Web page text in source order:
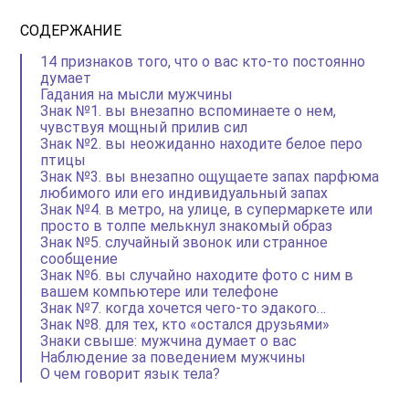
СОДЕРЖАНИЕ
14 признаков того, что о вас кто-то постоянно
думает
Гадания на мысли мужчины
Знак №1. вы внезапно вспоминаете о нем,
чувствуя мощный прилив сил
Знак №2. вы неожиданно находите белое перо
птицы
Знак №3. вы внезапно ощущаете запах парфюма
любимого или его индивидуальный запах
Знак №4. в метро, на улице, в супермаркете или
просто в толпе мелькнул знакомый образ
Знак №5. случайный звонок или странное
сообщение
Знак №6. вы случайно находите фото с ним в
вашем компьютере или телефоне
Знак №7. когда хочется чего-то эдакого…
Знак №8. для тех, кто «остался друзьями»
Знаки свыше: мужчина думает о вас
Наблюдение за поведением мужчины
О чем говорит язык тела?